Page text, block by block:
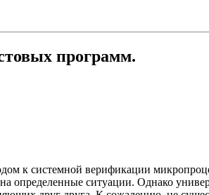
программ.
к системной верификации
определенные ситуации. Однако